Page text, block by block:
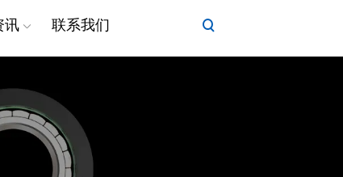
讯 联系我们